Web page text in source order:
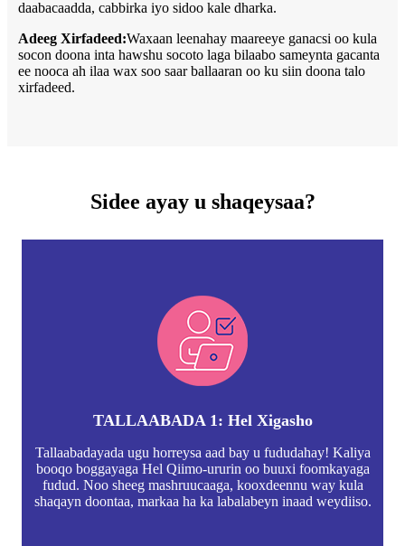
daabacaadda, cabbirka iyo sidoo kale dharka.
Adeeg Xirfadeed:Waxaan leenahay maareeye ganacsi oo kula
socon doona inta hawshu socoto laga bilaabo sameynta gacanta
ee nooca ah ilaa wax soo saar ballaaran oo ku siin doona talo
xirfadeed.
Sidee ayay u shaqeysaa?
TALLAABADA 1: Hel Xigasho
Tallaabadayada ugu horreysa aad bay u fududahay! Kaliya
booqo boggayaga Hel Qiimo-ururin oo buuxi foomkayaga
fudud. Noo sheeg mashruucaaga, kooxdeennu way kula
shaqayn doontaa, markaa ha ka labalabeyn inaad weydiiso.